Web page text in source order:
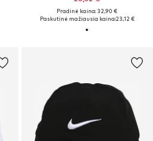
Pradinė kaina: 32,90 €
Paskutinė mažiausia kaina:23,12 €